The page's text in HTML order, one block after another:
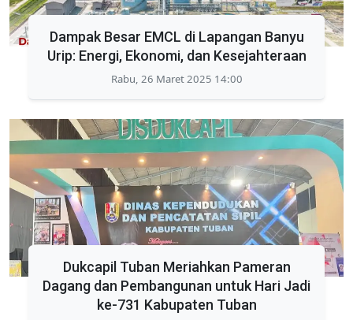
Dampak Besar EMCL di Lapangan Banyu
Urip: Energi, Ekonomi, dan Kesejahteraan
Rabu, 26 Maret 2025 14:00
Dukcapil Tuban Meriahkan Pameran
Dagang dan Pembangunan untuk Hari Jadi
ke-731 Kabupaten Tuban